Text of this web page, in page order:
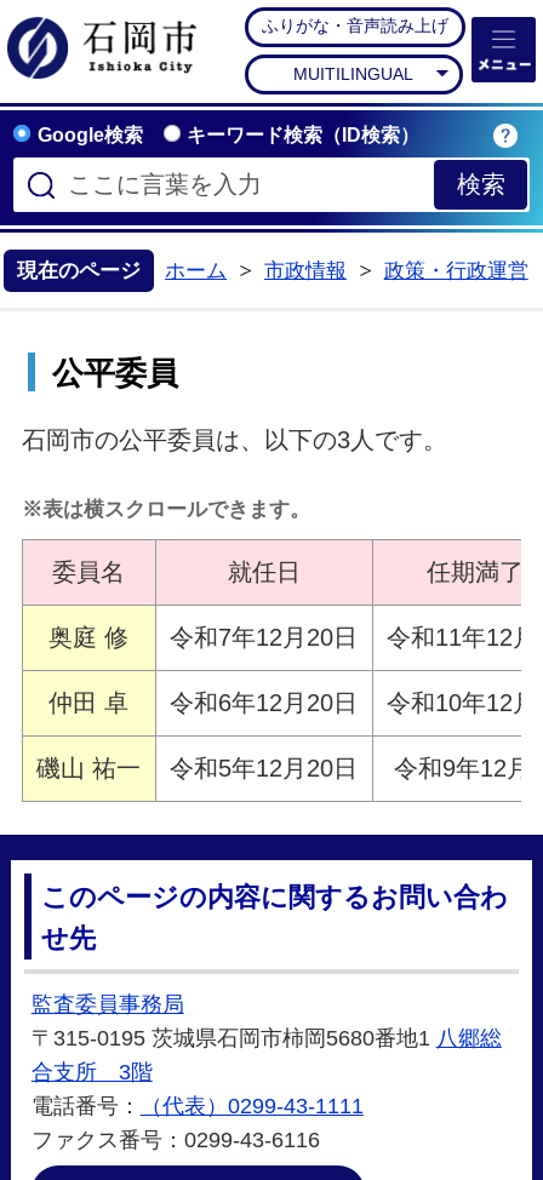
石岡市公式ホームペー
ふりがな・音声読み上げ
MUITILINGUAL
Google検索 キーワード検索（ID検索）
現在のページ ホーム
市政情報
政策・行政運営
公平委員
石岡市の公平委員は、以下の3人です。
※表は横スクロールできます。
委員名 就任日 任期満了
奥庭 修 令和7年12月20日 令和11年12月
仲田 卓 令和6年12月20日 令和10年12月
磯山 祐一 令和5年12月20日 令和9年12月
このページの内容に関するお問い合わ
せ先
監査委員事務局
〒315-0195 茨城県石岡市柿岡5680番地1 八郷総
合支所 3階
電話番号：
（代表）0299-43-1111
ファクス番号：0299-43-6116